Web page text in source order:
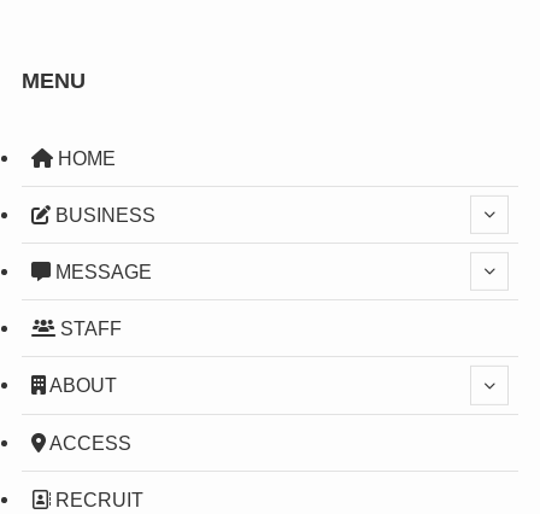
MENU
HOME
BUSINESS
MESSAGE
STAFF
ABOUT
ACCESS
RECRUIT